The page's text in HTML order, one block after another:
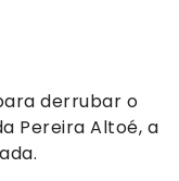
derrubar o
Pereira Altoé, a